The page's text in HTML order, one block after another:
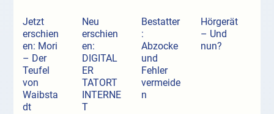
Jetzt
erschien
en: Mori
– Der
Teufel
von
Waibsta
dt
Neu
erschien
en:
DIGITAL
ER
TATORT
INTERNE
T
Bestatter
:
Abzocke
und
Fehler
vermeide
n
Hörgerät
– Und
nun?